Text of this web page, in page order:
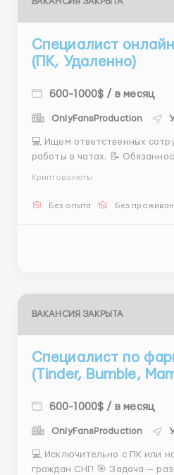
Специалист
(ПК, Удаленно)
600-1000$ / в месяц
OnlyFansProduction
💻 Ищем ответственных
работы в чатах. 📝 Обязанности:
коммуникация с клиентами,
отчетности. 🛑 Принимаем
Криптовалюты
Без опыта Без
ВАКАНСИЯ ЗАКРЫТА
Специалист по
(Tinder, Bumble,
600-1000$ / в месяц
OnlyFansProduction
💻 Исключительно с ПК или
граждан СНГ! 🎯 Задача —